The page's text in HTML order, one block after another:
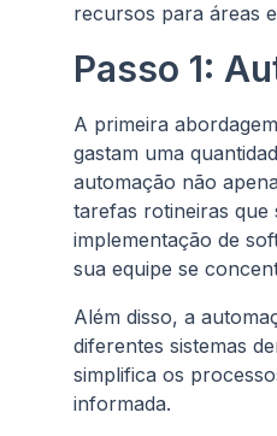
recursos para áreas
Passo 1:
A primeira
gastam uma
automação não
tarefas rotineiras que
implementação de
sua equipe se
Além disso, a
diferentes sistemas
simplifica os
informada.